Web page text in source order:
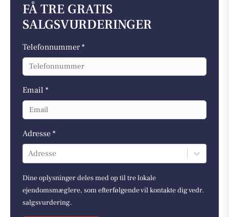
FÅ TRE GRATIS
SALGSVURDERINGER
Telefonnummer *
Email *
Adresse *
Adresse
Dine oplysninger deles med op til tre lokale
ejendomsmæglere, som efterfølgende vil kontakte dig vedr.
salgsvurdering.